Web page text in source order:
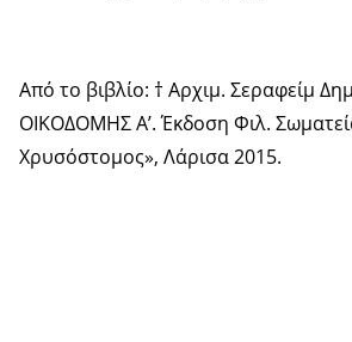
Από το βιβλίο: † Αρχιμ. Σεραφείμ
ΟΙΚΟΔΟΜΗΣ Α’. Έκδοση Φιλ.
Χρυσόστομος», Λάρισα 2015.